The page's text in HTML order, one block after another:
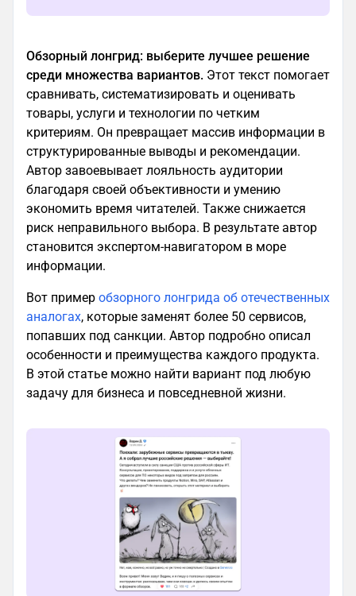
Обзорный лонгрид: выберите лучшее решение
среди множества вариантов. Этот текст помогает
сравнивать, систематизировать и оценивать
товары, услуги и технологии по четким
критериям. Он превращает массив информации в
структурированные выводы и рекомендации.
Автор завоевывает лояльность аудитории
благодаря своей объективности и умению
экономить время читателей. Также снижается
риск неправильного выбора. В результате автор
становится экспертом-навигатором в море
информации.
Вот пример обзорного лонгрида об отечественных
аналогах, которые заменят более 50 сервисов,
попавших под санкции. Автор подробно описал
особенности и преимущества каждого продукта.
В этой статье можно найти вариант под любую
задачу для бизнеса и повседневной жизни.